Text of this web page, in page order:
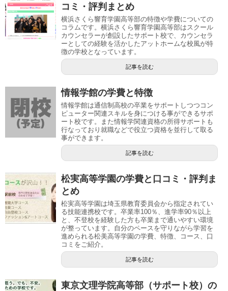
コミ・評判まとめ
横浜さくら響育学園高等部の特徴や学費についての
コラムです。横浜さくら響育学園高等部はスクール
カウンセラーが創設したサポート校で、カウンセラ
ーとしての経験を活かしたアットホームな校風が特
徴の学校となっています。
記事を読む
情報学館の学費と特徴
情報学館は通信制高校の卒業をサポートしつつコン
ピューター関連スキルを身につける事ができるサポ
ート校です。また情報学関連資格の所得サポートも
行なっており就職などで役立つ資格を並行して取る
事ができます。
記事を読む
松実高等学園の学費と口コミ・評判ま
とめ
松実高等学園は埼玉県教育委員会から指定されてい
る技能連携校です。卒業率100％、進学率90％以上
と、不登校を経験した方も卒業まで通いやすい環境
が整っています。自分のペースを守りながら学習を
進められる松美高等学園の学費、特徴、コース、口
コミをご紹介。
記事を読む
東京文理学院高等部（サポート校）の